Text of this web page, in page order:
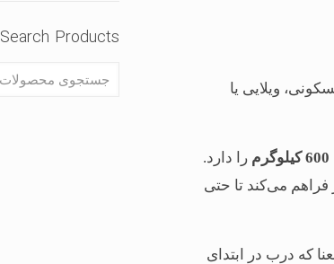
ویلایی یا
را دارد.
فراهم می‌کند تا حتی
که درب در ابتدای
Search Products